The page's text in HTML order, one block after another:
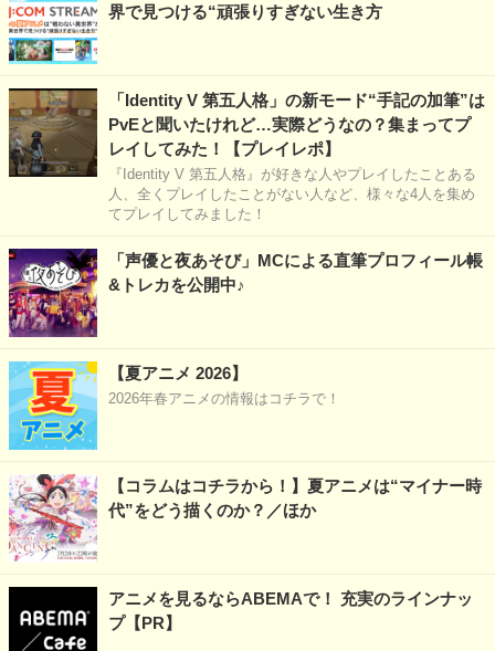
界で見つける“頑張りすぎない生き方
「Identity V 第五人格」の新モード“手記の加筆”は
PvEと聞いたけれど…実際どうなの？集まってプ
レイしてみた！【プレイレポ】
『Identity V 第五人格』が好きな人やプレイしたことある
人、全くプレイしたことがない人など、様々な4人を集め
てプレイしてみました！
「声優と夜あそび」MCによる直筆プロフィール帳
&トレカを公開中♪
【夏アニメ 2026】
2026年春アニメの情報はコチラで！
【コラムはコチラから！】夏アニメは“マイナー時
代”をどう描くのか？／ほか
アニメを見るならABEMAで！ 充実のラインナッ
プ【PR】